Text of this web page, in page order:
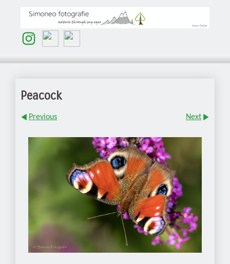
Peacock
Previous Next